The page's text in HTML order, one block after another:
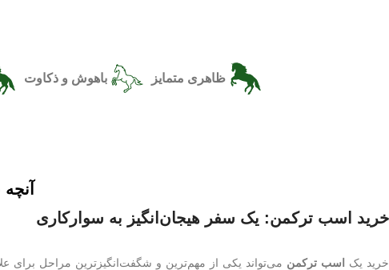
ظاهری متمایز باهوش و ذکاوت
خرید اسب ترکمن: یک سفر هیجان‌انگیز به سوارکاری
خرید یک اسب ترکمن می‌تواند یکی از مهم‌ترین و شگفت‌انگیزترین مراحل برای